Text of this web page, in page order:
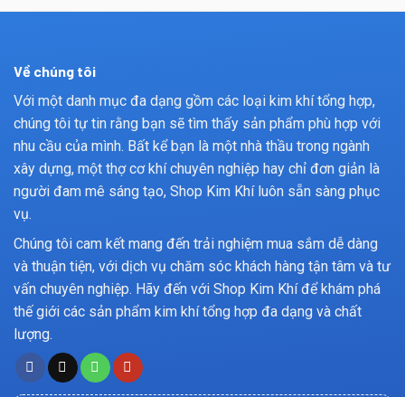
Về chúng tôi
Với một danh mục đa dạng gồm các loại kim khí tổng hợp,
chúng tôi tự tin rằng bạn sẽ tìm thấy sản phẩm phù hợp với
nhu cầu của mình. Bất kể bạn là một nhà thầu trong ngành
xây dựng, một thợ cơ khí chuyên nghiệp hay chỉ đơn giản là
người đam mê sáng tạo, Shop Kim Khí luôn sẵn sàng phục
vụ.
Chúng tôi cam kết mang đến trải nghiệm mua sắm dễ dàng
và thuận tiện, với dịch vụ chăm sóc khách hàng tận tâm và tư
vấn chuyên nghiệp. Hãy đến với Shop Kim Khí để khám phá
thế giới các sản phẩm kim khí tổng hợp đa dạng và chất
lượng.